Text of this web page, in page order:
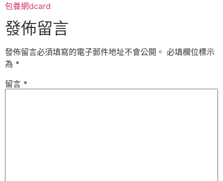
包養網dcard
發佈留言
發佈留言必須填寫的電子郵件地址不會公開。 必填欄位標示
為 *
留言 *